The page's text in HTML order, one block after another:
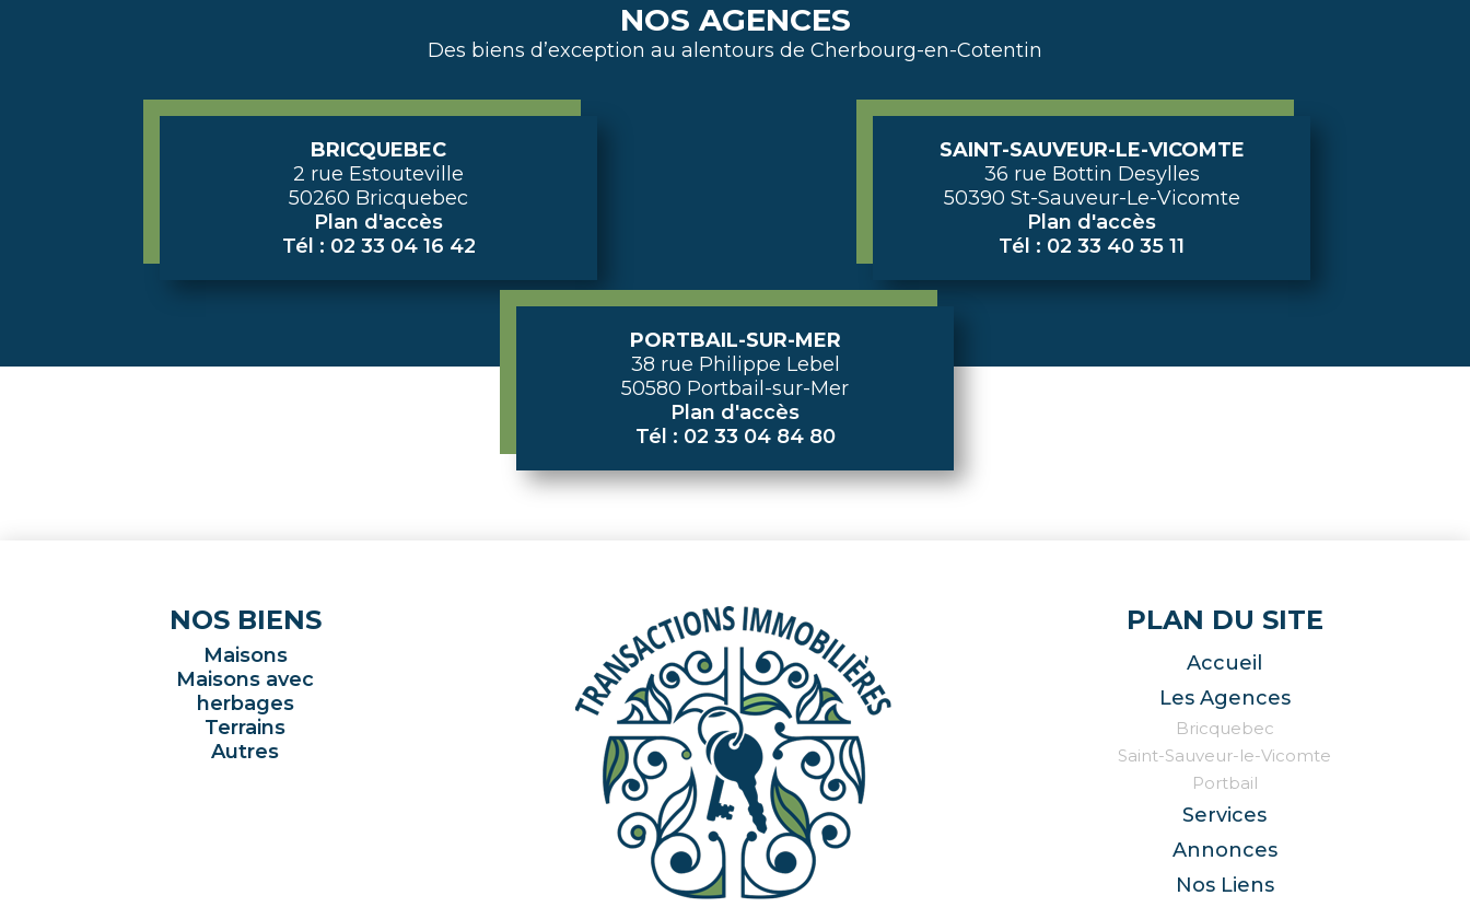
NOS AGENCES
Des biens d’exception au alentours de Cherbourg-en-Cotentin
BRICQUEBEC
2 rue Estouteville
50260 Bricquebec
Plan d'accès
Tél : 02 33 04 16 42
SAINT-SAUVEUR-LE-VICOMTE
36 rue Bottin Desylles
50390 St-Sauveur-Le-Vicomte
Plan d'accès
Tél : 02 33 40 35 11
PORTBAIL-SUR-MER
38 rue Philippe Lebel
50580 Portbail-sur-Mer
Plan d'accès
Tél : 02 33 04 84 80
NOS BIENS
Maisons
Maisons avec
herbages
Terrains
Autres
PLAN DU SITE
Accueil
Les Agences
Bricquebec
Saint-Sauveur-le-Vicomte
Portbail
Services
Annonces
Nos Liens